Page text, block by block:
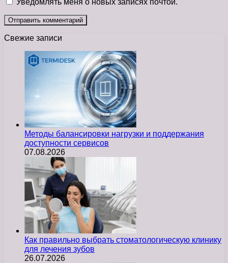
Свежие записи
Методы балансировки нагрузки и поддержания
доступности сервисов
07.08.2026
Как правильно выбрать стоматологическую клинику
для лечения зубов
26.07.2026